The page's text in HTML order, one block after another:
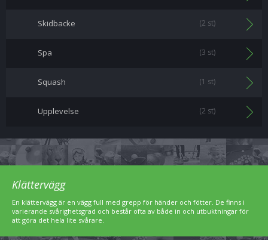
Skidbacke (2 st)
Spa (3 st)
Squash (1 st)
Upplevelse (2 st)
Klättervägg
En klättervägg är en vägg full med grepp för händer och fötter. De finns i
varierande svårighetsgrad och består ofta av både in och utbuktningar för
att göra det hela lite svårare.